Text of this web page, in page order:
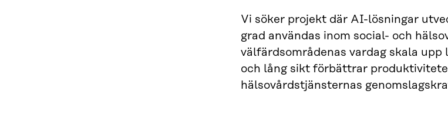
Vi söker projekt där AI-lösningar
grad användas inom social- och
välfärdsområdenas vardag skala upp
och lång sikt förbättrar
hälsovårdstjänsternas